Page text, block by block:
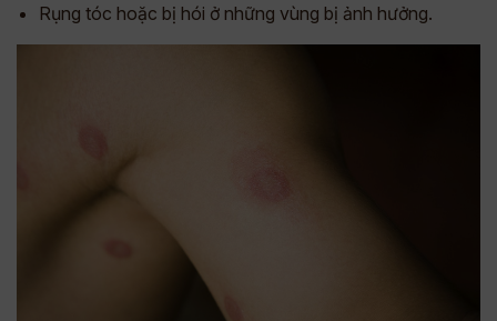
Rụng tóc hoặc bị hói ở những vùng bị ảnh hưởng.